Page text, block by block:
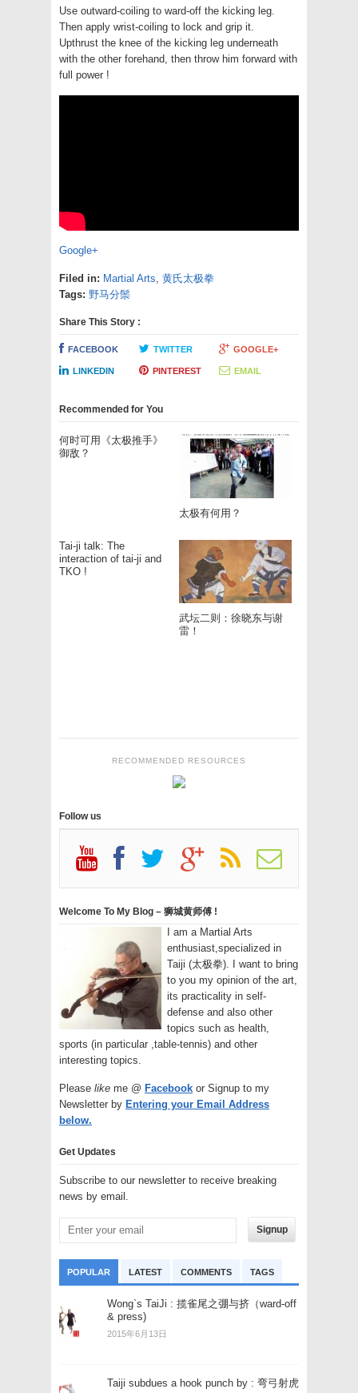
window)window)window)window)window)
link
to
a
friend
(Opens
in
new
window)
Use outward-coiling to ward-off the kicking leg.
Then apply wrist-coiling to lock and grip it.
Upthrust the knee of the kicking leg underneath
with the other forehand, then throw him forward with
full power !
Google+
Filed in: Martial Arts, 黄氏太极拳
Tags: 野马分鬃
Share This Story :
FACEBOOK TWITTER GOOGLE+
LINKEDIN PINTEREST EMAIL
Recommended for You
何时可用《太极推手》
御敌？
太极有何用？
Tai-ji talk: The
interaction of tai-ji and
TKO !
武坛二则：徐晓东与谢
雷！
RECOMMENDED RESOURCES
Follow us
Welcome To My Blog – 狮城黄师傅 !
I am a Martial Arts
enthusiast,specialized in
Taiji (太极拳). I want to bring
to you my opinion of the art,
its practicality in self-
defense and also other
topics such as health,
sports (in particular ,table-tennis) and other
interesting topics.
Please like me @ Facebook or Signup to my
Newsletter by Entering your Email Address
below.
Get Updates
Subscribe to our newsletter to receive breaking
news by email.
Signup
POPULAR LATEST COMMENTS TAGS
Wong`s TaiJi : 揽雀尾之弸与挤（ward-off
& press)
2015年6月13日
Taiji subdues a hook punch by : 弯弓射虎